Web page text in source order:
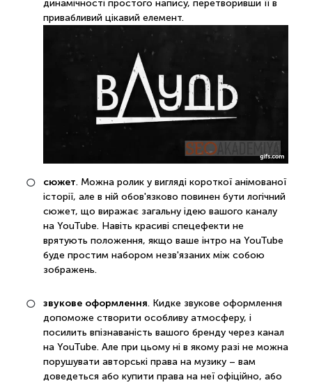
динамічності простого напису, перетворивши її в
привабливий цікавий елемент.
сюжет. Можна ролик у вигляді короткої анімованої
історії, але в ній обов'язково повинен бути логічний
сюжет, що виражає загальну ідею вашого каналу
на YouTube. Навіть красиві спецефекти не
врятують положення, якщо ваше інтро на YouTube
буде простим набором незв'язаних між собою
зображень.
звукове оформлення. Кидке звукове оформлення
допоможе створити особливу атмосферу, і
посилить впізнаваність вашого бренду через канал
на YouTube. Але при цьому ні в якому разі не можна
порушувати авторські права на музику – вам
доведеться або купити права на неї офіційно, або